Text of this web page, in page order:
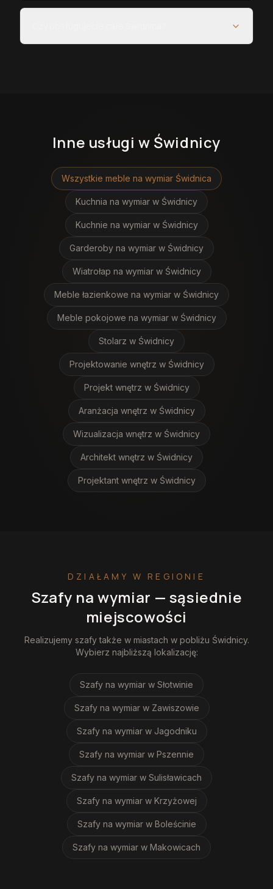
Inne usługiw Świdnicy
Wszystkie meble na wymiar Świdnica
Kuchnia na wymiar w Świdnicy
Kuchnie na wymiar w Świdnicy
Garderoby na wymiar w Świdnicy
Wiatrołap na wymiar w Świdnicy
Meble łazienkowe na wymiar w Świdnicy
Meble pokojowe na wymiar w Świdnicy
Stolarz w Świdnicy
Projektowanie wnętrz w Świdnicy
Projekt wnętrz w Świdnicy
Aranżacja wnętrz w Świdnicy
Wizualizacja wnętrz w Świdnicy
Architekt wnętrz w Świdnicy
Projektant wnętrz w Świdnicy
DZIAŁAMY W REGIONIE
Szafy na wymiar — sąsiednie
miejscowości
Realizujemy szafytakże w miastach w pobliżu Świdnicy.
Wybierz najbliższą lokalizację:
Szafy na wymiar w Słotwinie
Szafy na wymiar w Zawiszowie
Szafy na wymiar w Jagodniku
Szafy na wymiar w Pszennie
Szafy na wymiar w Sulisławicach
Szafy na wymiar w Krzyżowej
Szafy na wymiar w Boleścinie
Szafy na wymiar w Makowicach